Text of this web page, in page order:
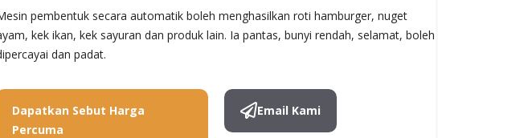
pembentuk secara automatik boleh menghasilkan roti hamburger, nuget
kek ikan, kek sayuran dan produk lain. Ia pantas, bunyi rendah, selamat, boleh
dan padat.
Dapatkan Sebut Harga
Percuma
Email Kami